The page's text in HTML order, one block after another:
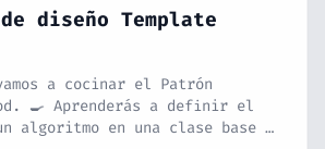
diseño Template
a cocinar el Patrón
🍳 Aprenderás a definir el
algoritmo en una clase base y